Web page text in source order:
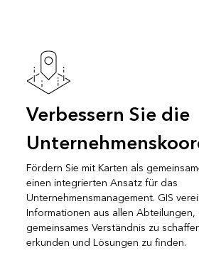
Verbessern Sie die
Fördern Sie mit Karten als
einen integrierten Ansatz für das
Unternehmensmanagement. GIS
Informationen aus allen Abteilungen,
gemeinsames Verständnis zu
erkunden und Lösungen zu finden.